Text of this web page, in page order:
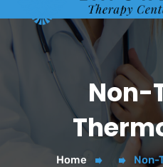
Non-
Home Non-